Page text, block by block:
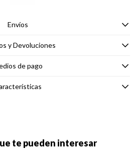
Envíos
y Devoluciones
de pago
te pueden interesar